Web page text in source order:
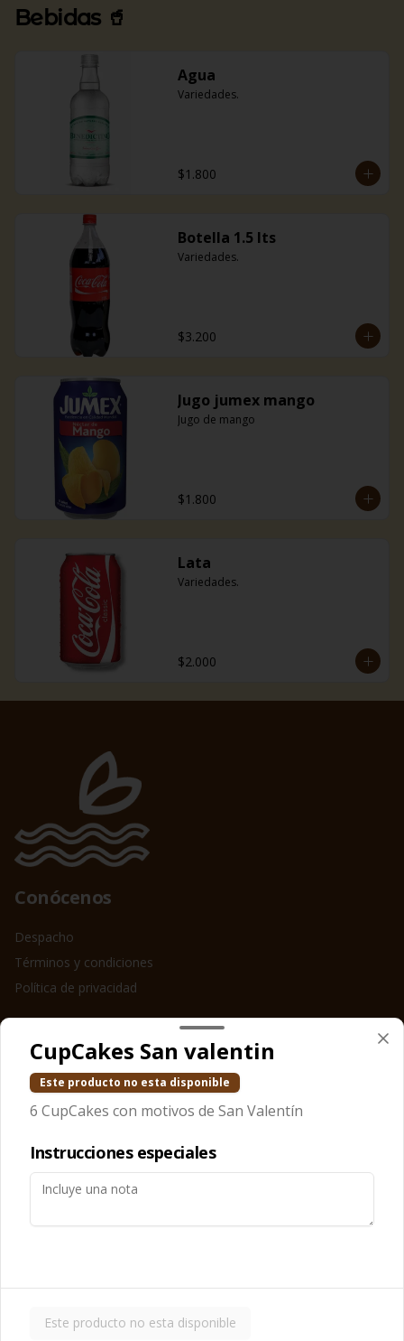
Bebidas 🥤
Agua
Variedades.
$1.800
Botella 1.5 lts
Variedades.
$3.200
Jugo jumex mango
Jugo de mango
$1.800
Lata
Variedades.
$2.000
Conócenos
Despacho
Términos y condiciones
Política de privacidad
Instagram
Facebook
Pedir
Iniciar sesión
CupCakes San valentin
Este producto no esta disponible
6 CupCakes con motivos de San Valentín
Instrucciones especiales
Este producto no esta disponible